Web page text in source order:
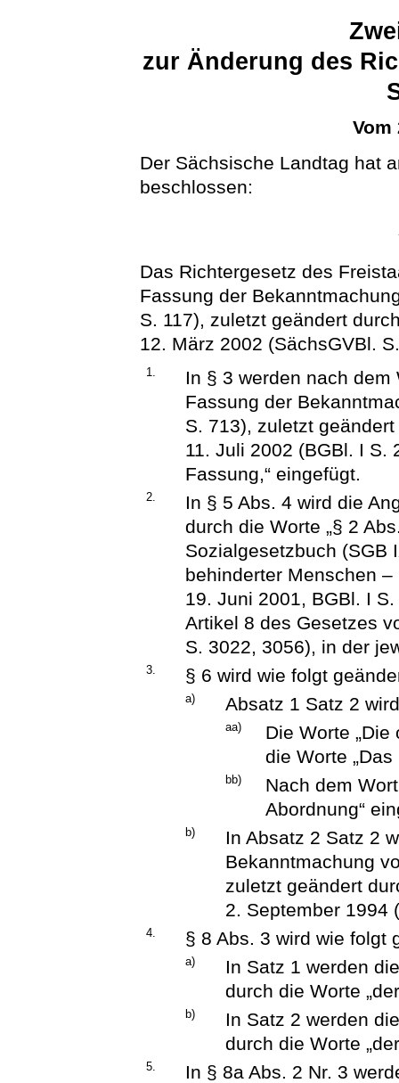
zur Änderung des
Vom
Der Sächsische Landtag hat
beschlossen:
Das Richtergesetz des
Fassung der
S. 117), zuletzt geändert
12. März 2002 (SächsGVBl.
1.
In § 3 werden nach dem
Fassung der
S. 713), zuletzt
11. Juli 2002 (BGBl. I S.
Fassung,“ eingefügt.
2.
In § 5 Abs. 4 wird die
durch die Worte „§ 2
Sozialgesetzbuch (SGB
behinderter Menschen
19. Juni 2001, BGBl. I
Artikel 8 des Gesetzes
S. 3022, 3056), in der
3. § 6 wird wie folgt
a) Absatz 1 Satz 2
aa)
Die Worte
die Worte
bb)
Nach dem
Abordnung“
b)
In Absatz 2 Satz 2
Bekanntmachung
zuletzt geändert
2. September 1994
4. § 8 Abs. 3 wird wie folgt
a)
In Satz 1 werden
durch die Worte
b)
In Satz 2 werden
durch die Worte
5.
In § 8a Abs. 2 Nr. 3